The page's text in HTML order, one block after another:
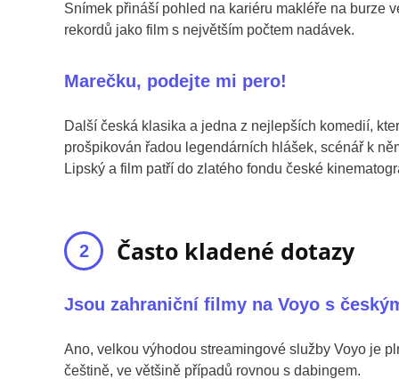
Snímek přináší pohled na kariéru makléře na burze
rekordů jako film s největším počtem nadávek.
Marečku, podejte mi pero!
Další česká klasika a jedna z nejlepších komedií,
prošpikován řadou legendárních hlášek, scénář k
Lipský a film patří do zlatého fondu české
Často kladené dotazy
Jsou zahraniční filmy na Voyo s
Ano, velkou výhodou streamingové služby Voyo je
češtině, ve většině případů rovnou s dabingem.